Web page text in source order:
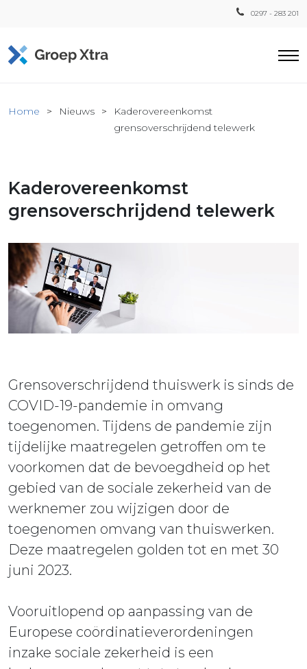
0297 - 283 201
Xtra
Home Nieuws
Kaderovereenkomst
grensoverschrijdend telewerk
Kaderovereenkomst
grensoverschrijdend telewerk
Grensoverschrijdend thuiswerk is sinds de
COVID-19-pandemie in omvang
toegenomen. Tijdens de pandemie zijn
tijdelijke maatregelen getroffen om te
voorkomen dat de bevoegdheid op het
gebied van de sociale zekerheid van de
werknemer zou wijzigen door de
toegenomen omvang van thuiswerken.
Deze maatregelen golden tot en met 30
juni 2023.
Vooruitlopend op aanpassing van de
Europese coördinatieverordeningen
inzake sociale zekerheid is een